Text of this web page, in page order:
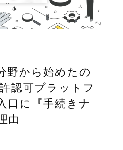
野から始めたの
認可プラットフ
口に『手続きナ
由